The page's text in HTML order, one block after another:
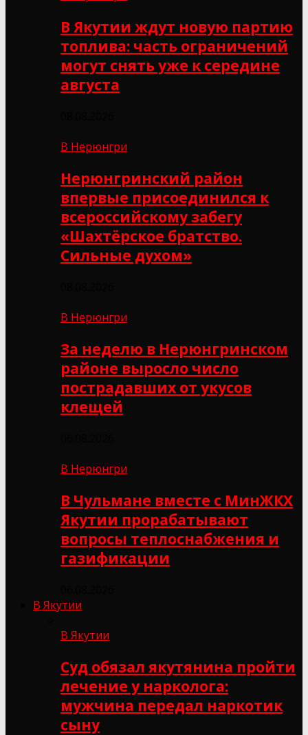
В Якутии ждут новую партию
топлива: часть ограничений
могут снять уже к середине
августа
В Нерюнгри
Нерюнгринский район
впервые присоединился к
всероссийскому забегу
«Шахтёрское братство.
Сильные духом»
В Нерюнгри
За неделю в Нерюнгринском
районе выросло число
пострадавших от укусов
клещей
В Нерюнгри
В Чульмане вместе с МинЖКХ
Якутии прорабатывают
вопросы теплоснабжения и
газификации
В Якутии
В Якутии
Суд обязал якутянина пройти
лечение у нарколога:
мужчина передал наркотик
сыну